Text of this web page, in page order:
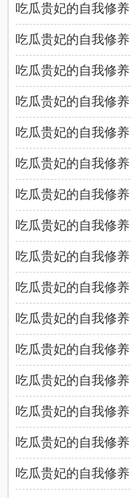
吃瓜贵妃的自我修
吃瓜贵妃的自我修
吃瓜贵妃的自我修
吃瓜贵妃的自我修
吃瓜贵妃的自我修
吃瓜贵妃的自我修
吃瓜贵妃的自我修
吃瓜贵妃的自我修
吃瓜贵妃的自我修
吃瓜贵妃的自我修
吃瓜贵妃的自我修
吃瓜贵妃的自我修
吃瓜贵妃的自我修
吃瓜贵妃的自我修
吃瓜贵妃的自我修
吃瓜贵妃的自我修